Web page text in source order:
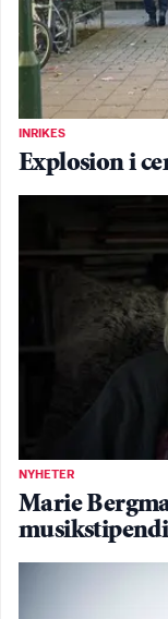
INRIKES
Explosion i
NYHETER
Marie